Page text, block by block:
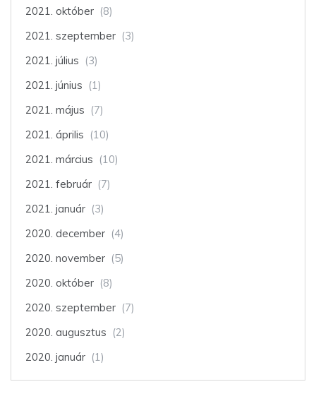
2021. október (8)
2021. szeptember (3)
2021. július (3)
2021. június (1)
2021. május (7)
2021. április (10)
2021. március (10)
2021. február (7)
2021. január (3)
2020. december (4)
2020. november (5)
2020. október (8)
2020. szeptember (7)
2020. augusztus (2)
2020. január (1)